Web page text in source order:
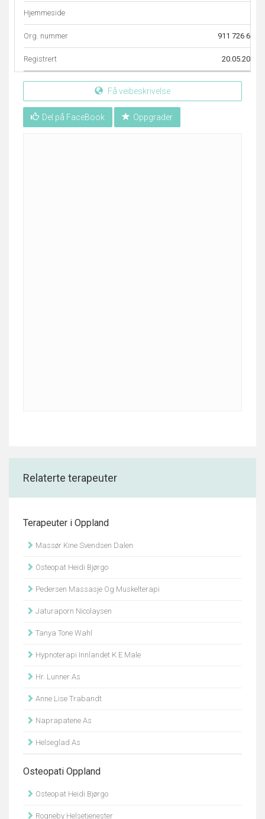
Hjemmeside
Org. nummer 911 726 696
Registrert 20.05.2014
Få veibeskrivelse
Del på FaceBook Oppgrader
Relaterte terapeuter
Terapeuter i Oppland
Massør Kine Svendsen Dalen
Osteopat Heidi Bjørgo
Pedersen Massasje Og Muskelterapi
Jaturaporn Nicolaysen
Tanya Tone Wahl
Hypnoterapi Innlandet K E Male
Hr. Lunner As
Anne Lise Trabandt
Naprapatene As
Helseglad As
Osteopati Oppland
Osteopat Heidi Bjørgo
Rogneby Helsetjenester